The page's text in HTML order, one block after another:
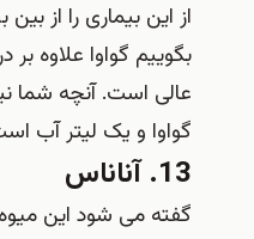
از این بیماری را از
بگوییم گواوا علاوه
عالی است. آنچه شما
گواوا و یک لیتر آب
13. آناناس
گفته می شود این